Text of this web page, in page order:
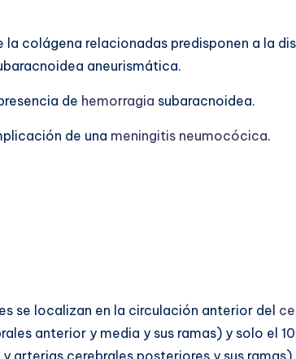
la colágena relacionadas predisponen a la
aneurismática.
de hemorragia subaracnoidea.
de una meningitis neumocócica.
se localizan en la circulación anterior del
anterior y media y sus ramas) y solo el
arterias cerebrales posteriores y sus